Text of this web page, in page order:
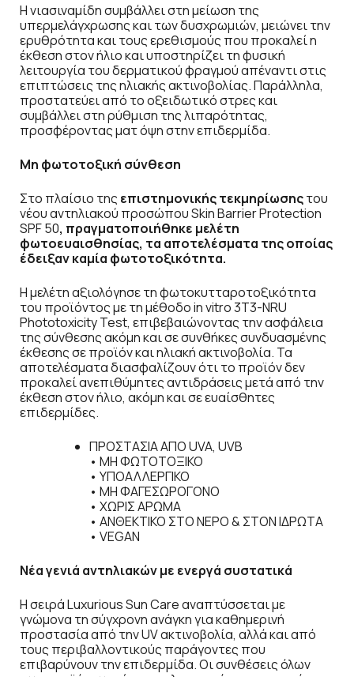
Η νιασιναμίδη συμβάλλει στη μείωση της
υπερμελάγχρωσης και των δυσχρωμιών, μειώνει την
ερυθρότητα και τους ερεθισμούς που προκαλεί η
έκθεση στον ήλιο και υποστηρίζει τη φυσική
λειτουργία του δερματικού φραγμού απέναντι στις
επιπτώσεις της ηλιακής ακτινοβολίας. Παράλληλα,
προστατεύει από το οξειδωτικό στρες και
συμβάλλει στη ρύθμιση της λιπαρότητας,
προσφέροντας ματ όψη στην επιδερμίδα.
Μη φωτοτοξική σύνθεση
Στο πλαίσιο της επιστημονικής τεκμηρίωσηςτου
νέου αντηλιακού προσώπου Skin Barrier Protection
SPF 50, πραγματοποιήθηκε μελέτη
φωτοευαισθησίας, τα αποτελέσματα της οποίας
έδειξαν καμία φωτοτοξικότητα.
Η μελέτη αξιολόγησε τη φωτοκυτταροτοξικότητα
του προϊόντος με τη μέθοδο in vitro 3T3-NRU
Phototoxicity Test, επιβεβαιώνοντας την ασφάλεια
της σύνθεσης ακόμη και σε συνθήκες συνδυασμένης
έκθεσης σε προϊόν και ηλιακή ακτινοβολία. Τα
αποτελέσματα διασφαλίζουν ότι το προϊόν δεν
προκαλεί ανεπιθύμητες αντιδράσεις μετά από την
έκθεση στον ήλιο, ακόμη και σε ευαίσθητες
επιδερμίδες.
ΠΡΟΣΤΑΣΙΑ ΑΠΟ UVA, UVB
• ΜΗ ΦΩΤΟΤΟΞΙΚΟ
• ΥΠΟΑΛΛΕΡΓΙΚΟ
• ΜΗ ΦΑΓΕΣΩΡΟΓΟΝΟ
• ΧΩΡΙΣ ΑΡΩΜΑ
• ΑΝΘΕΚΤΙΚΟ ΣΤΟ ΝΕΡΟ & ΣΤΟΝ ΙΔΡΩΤΑ
• VEGAN
Νέα γενιά αντηλιακών με ενεργά συστατικά
Η σειρά Luxurious Sun Care αναπτύσσεται με
γνώμονα τη σύγχρονη ανάγκη για καθημερινή
προστασία από την UV ακτινοβολία, αλλά και από
τους περιβαλλοντικούς παράγοντες που
επιβαρύνουν την επιδερμίδα. Οι συνθέσεις όλων